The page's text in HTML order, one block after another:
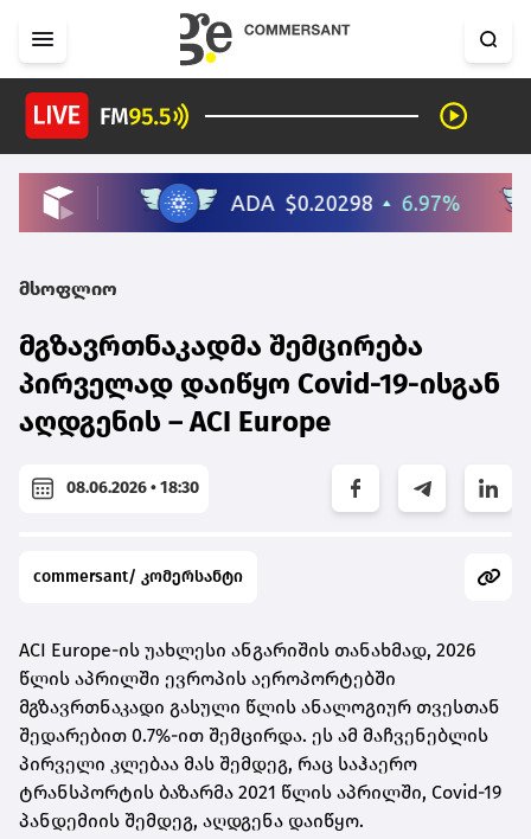
მსოფლიო
მგზავრთნაკადმა შემცირება
პირველად დაიწყო Covid-19-ისგან
აღდგენის – ACI Europe
08.06.2026 • 18:30
commersant/ კომერსანტი
ACI Europe-ის უახლესი ანგარიშის თანახმად, 2026
წლის აპრილში ევროპის აეროპორტებში
მგზავრთნაკადი გასული წლის ანალოგიურ თვესთან
შედარებით 0.7%-ით შემცირდა. ეს ამ მაჩვენებლის
პირველი კლებაა მას შემდეგ, რაც საჰაერო
ტრანსპორტის ბაზარმა 2021 წლის აპრილში, Covid-19
პანდემიის შემდეგ, აღდგენა დაიწყო.